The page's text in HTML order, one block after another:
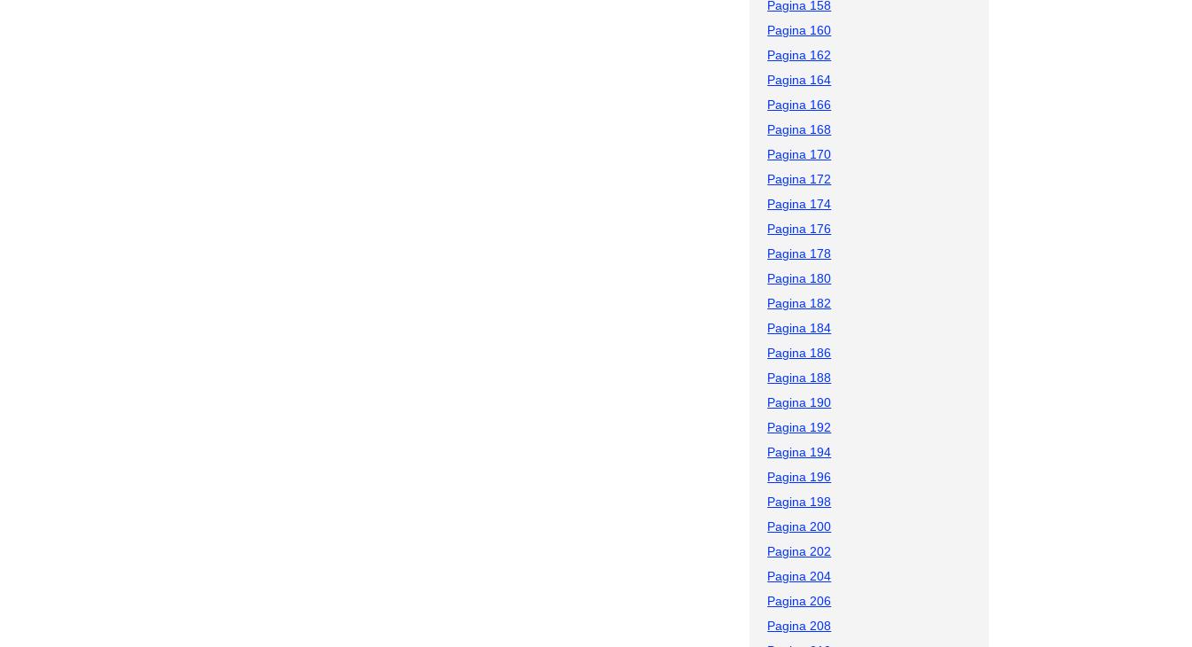
Pagina 158
Pagina 160
Pagina 162
Pagina 164
Pagina 166
Pagina 168
Pagina 170
Pagina 172
Pagina 174
Pagina 176
Pagina 178
Pagina 180
Pagina 182
Pagina 184
Pagina 186
Pagina 188
Pagina 190
Pagina 192
Pagina 194
Pagina 196
Pagina 198
Pagina 200
Pagina 202
Pagina 204
Pagina 206
Pagina 208